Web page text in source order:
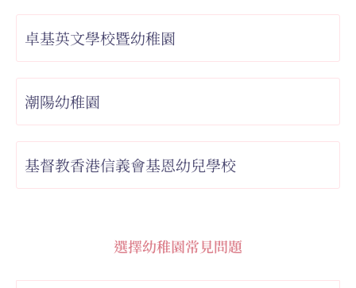
卓基英文學校暨幼稚園
潮陽幼稚園
基督教香港信義會基恩幼兒學校
選擇幼稚園常見問題